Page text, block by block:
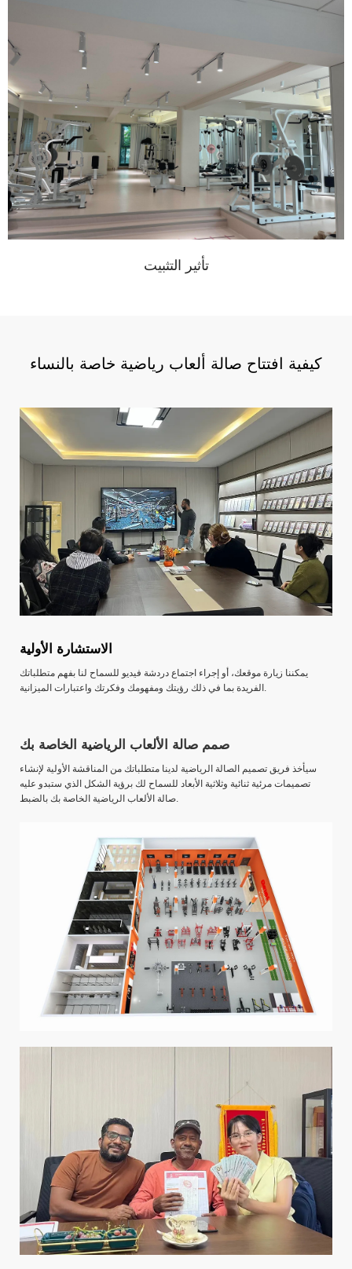
تأثير التثبيت
كيفية افتتاح صالة ألعاب رياضية خاصة بالنساء
الاستشارة الأولية
يمكننا زيارة موقعك، أو إجراء اجتماع دردشة فيديو للسماح لنا بفهم متطلباتك
الفريدة بما في ذلك رؤيتك ومفهومك وفكرتك واعتبارات الميزانية.
صمم صالة الألعاب الرياضية الخاصة بك
سيأخذ فريق تصميم الصالة الرياضية لدينا متطلباتك من المناقشة الأولية لإنشاء
تصميمات مرئية ثنائية وثلاثية الأبعاد للسماح لك برؤية الشكل الذي ستبدو عليه
صالة الألعاب الرياضية الخاصة بك بالضبط.